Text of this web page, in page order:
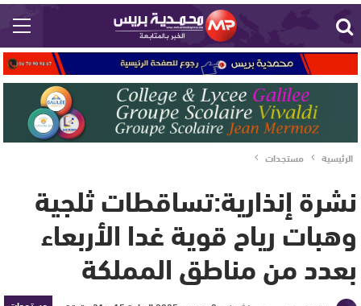
الرئيسية مستجدات
نشرة إنذارية:تساقطات ثلجية
وهبات رياح قوية غدا الأربعاء
بعدد من مناطق المملكة